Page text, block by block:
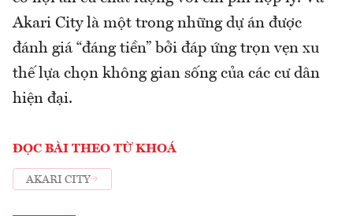
Akari City là một trong những dự án được
đánh giá “đáng tiền” bởi đáp ứng trọn vẹn xu
thế lựa chọn không gian sống của các cư dân
hiện đại.
ĐỌC BÀI THEO TỪ KHOÁ
AKARI CITY